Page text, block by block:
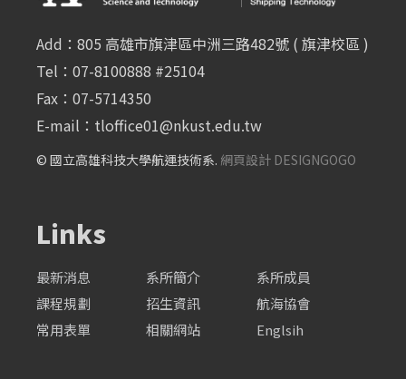
Add：805 高雄市旗津區中洲三路482號 ( 旗津校區 )
Tel：07-8100888 #25104
Fax：07-5714350
E-mail： tloffice01@nkust.edu.tw
© 國立高雄科技大學航運技術系. 網頁設計 DESIGNGOGO
Links
最新消息 系所簡介
系所成員
課程規劃
招生資訊
航海協會
常用表單
相關網站 Englsih